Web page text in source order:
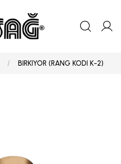
BIRKIYOR (RANG KODI K-2)